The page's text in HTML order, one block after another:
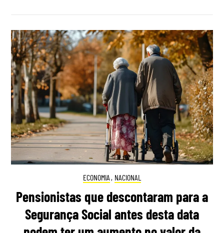
ECONOMIA , NACIONAL
Pensionistas que descontaram para a
Segurança Social antes desta data